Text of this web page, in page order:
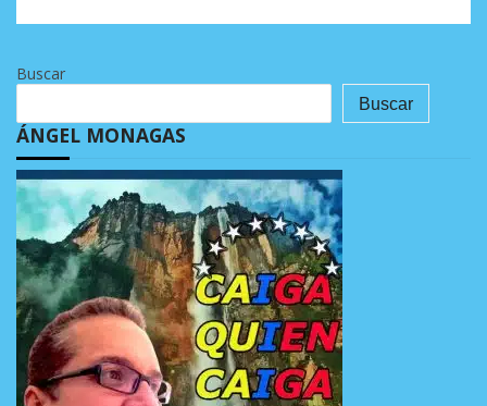
Buscar
Buscar
ÁNGEL MONAGAS